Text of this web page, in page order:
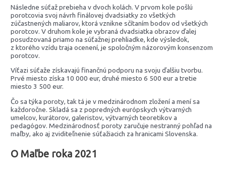
Následne súťaž prebieha v dvoch kolách. V prvom kole pošlú
porotcovia svoj návrh finálovej dvadsiatky zo všetkých
zúčastnených maliarov, ktorá vznikne sčítaním bodov od všetkých
porotcov. V druhom kole je vybraná dvadsiatka obrazov ďalej
posudzovaná priamo na súťažnej prehliadke, kde výsledok,
z ktorého vzídu traja ocenení, je spoločným názorovým konsenzom
porotcov.
Víťazi súťaže získavajú finančnú podporu na svoju ďalšiu tvorbu.
Prvé miesto získa 10 000 eur, druhé miesto 6 500 eur a tretie
miesto 3 500 eur.
Čo sa týka poroty, tak tá je v medzinárodnom zložení a mení sa
každoročne. Skladá sa z popredných európskych výtvarných
umelcov, kurátorov, galeristov, výtvarných teoretikov a
pedagógov. Medzinárodnosť poroty zaručuje nestranný pohľad na
maľby, ako aj zviditeľnenie súťažiacich za hranicami Slovenska.
O Maľbe roka 2021